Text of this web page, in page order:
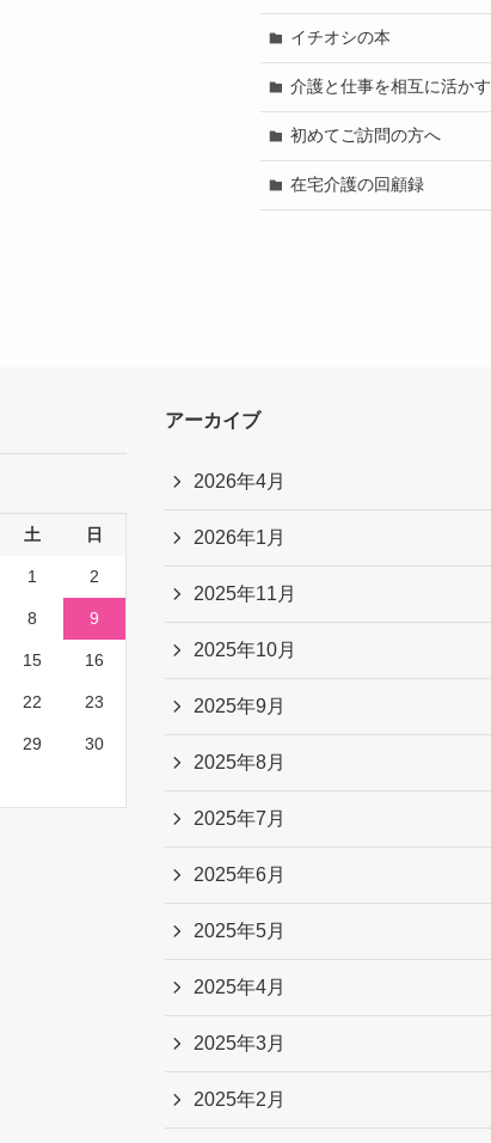
イチオシの本
介護と仕事を相互に活かす
初めてご訪問の方へ
在宅介護の回顧録
土 日
1 2
8 9
15 16
22 23
29 30
アーカイブ
2026年4月
2026年1月
2025年11月
2025年10月
2025年9月
2025年8月
2025年7月
2025年6月
2025年5月
2025年4月
2025年3月
2025年2月